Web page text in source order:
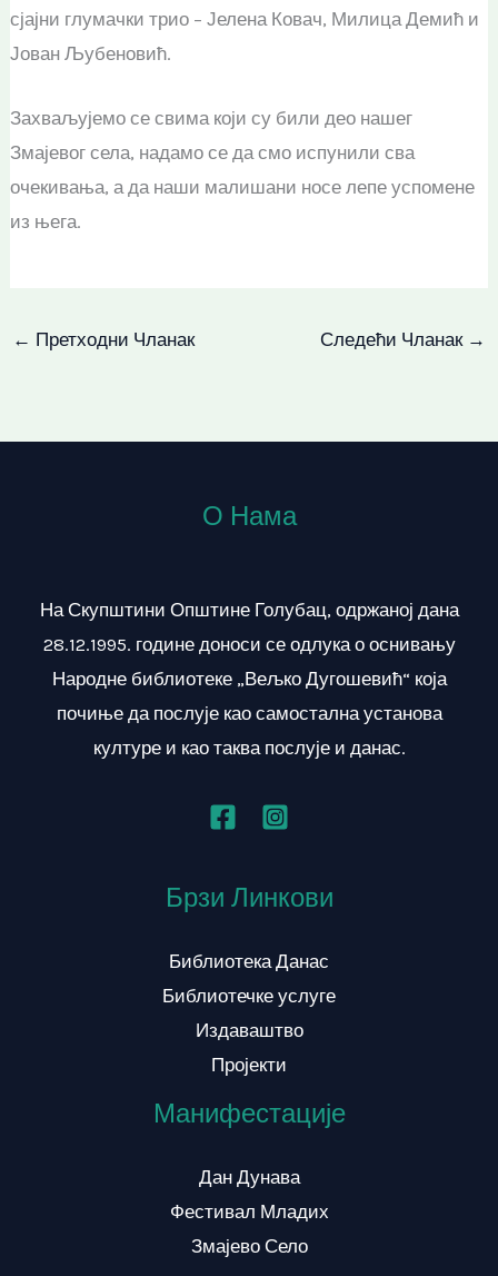
сјајни глумачки трио – Јелена Ковач, Милица Демић и
Јован Љубеновић.
Захваљујемо се свима који су били део нашег
Змајевог села, надамо се да смо испунили сва
очекивања, а да наши малишани носе лепе успомене
из њега.
← Претходни Чланак Следећи Чланак →
О Нама
На Скупштини Општине Голубац, одржаној дана
28.12.1995. године доноси се одлука о оснивању
Народне библиотеке „Вељко Дугошевић“ која
почиње да послује као самостална установа
културе и као таква послује и данас.
Брзи Линкови
Библиотека Данас
Библиотечке услуге
Издаваштво
Пројекти
Манифестације
Дан Дунава
Фестивал Младих
Змајево Село